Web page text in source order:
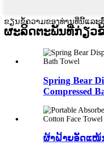
ຂຽນຂໍ້ຄວາມຂອງທ່ານທີ່ນີ້ແລະ
ຜະລິດຕະພັນທີ່ກ່ຽວ
Spring Bear
Compressed
ຜ້າຝ້າຍອັດແໜ້